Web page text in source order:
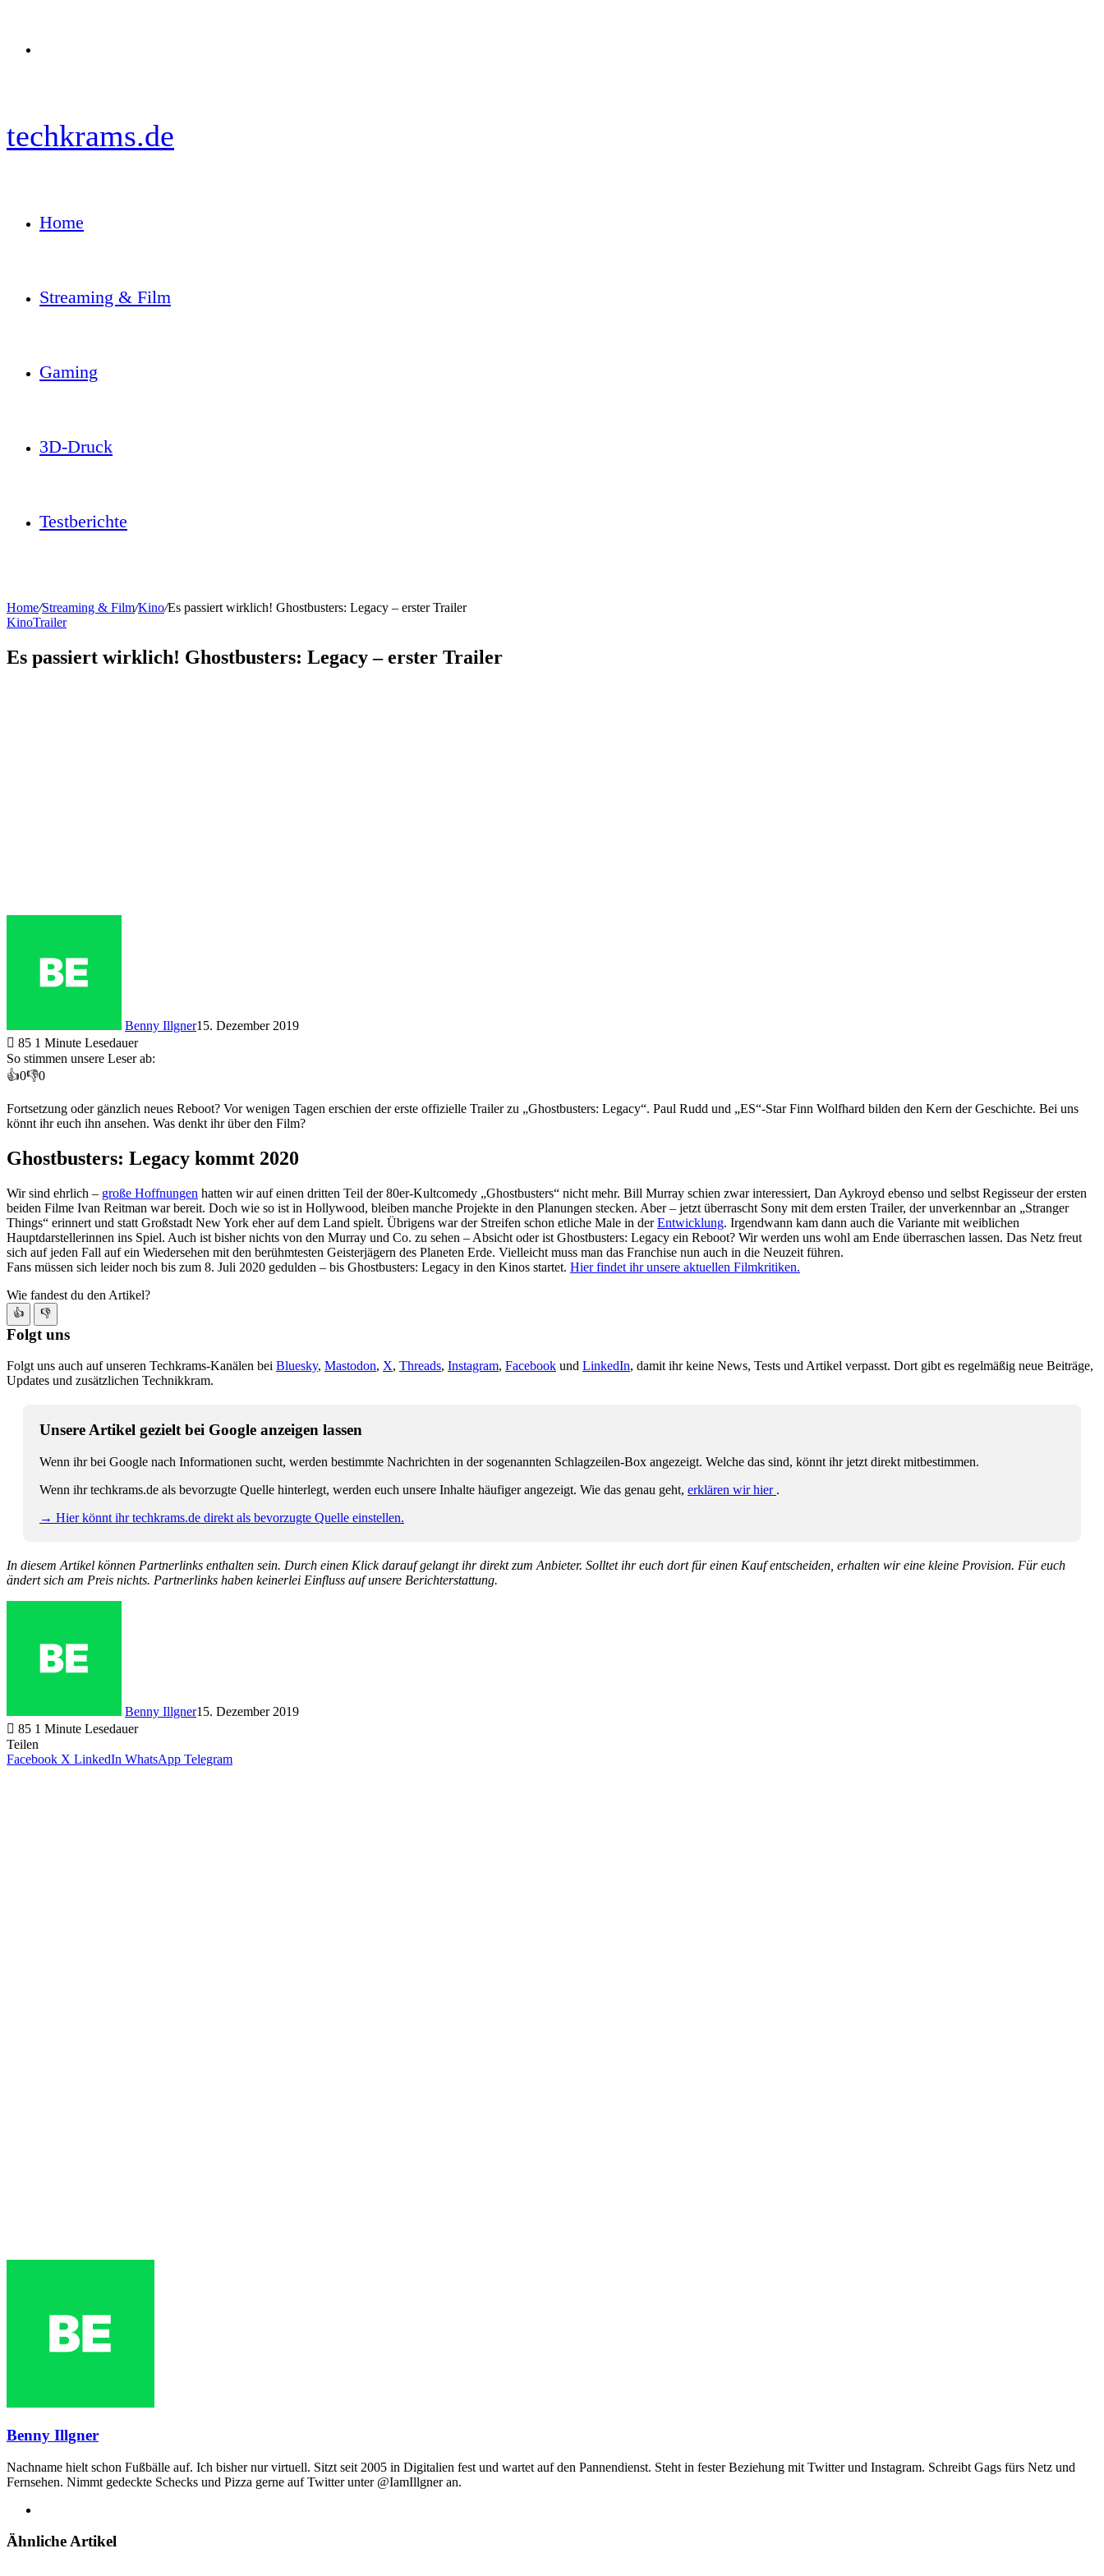
techkrams.de
Home
Streaming & Film
Gaming
3D-Druck
Testberichte
Home/Streaming & Film/Kino/Es passiert wirklich! Ghostbusters: Legacy – erster Trailer
KinoTrailer
Es passiert wirklich! Ghostbusters: Legacy – erster Trailer
Benny Illgner15. Dezember 2019
85 1 Minute Lesedauer
So stimmen unsere Leser ab:
👍0👎0
Fortsetzung oder gänzlich neues Reboot? Vor wenigen Tagen erschien der erste offizielle Trailer zu „Ghostbusters: Legacy“. Paul Rudd und „ES“-Star Finn Wolfhard bilden den Kern der Geschichte. Bei uns
könnt ihr euch ihn ansehen. Was denkt ihr über den Film?
Ghostbusters: Legacy kommt 2020
Wir sind ehrlich – große Hoffnungen hatten wir auf einen dritten Teil der 80er-Kultcomedy „Ghostbusters“ nicht mehr. Bill Murray schien zwar interessiert, Dan Aykroyd ebenso und selbst Regisseur der ersten
beiden Filme Ivan Reitman war bereit. Doch wie so ist in Hollywood, bleiben manche Projekte in den Planungen stecken. Aber – jetzt überrascht Sony mit dem ersten Trailer, der unverkennbar an „Stranger
Things“ erinnert und statt Großstadt New York eher auf dem Land spielt. Übrigens war der Streifen schon etliche Male in derEntwicklung. Irgendwann kam dann auch die Variante mit weiblichen
Hauptdarstellerinnen ins Spiel. Auch ist bisher nichts von den Murray und Co. zu sehen – Absicht oder ist Ghostbusters: Legacy ein Reboot? Wir werden uns wohl am Ende überraschen lassen. Das Netz freut
sich auf jeden Fall auf ein Wiedersehen mit den berühmtesten Geisterjägern des Planeten Erde. Vielleicht muss man das Franchise nun auch in die Neuzeit führen.
Fans müssen sich leider noch bis zum 8. Juli 2020 gedulden – bis Ghostbusters: Legacy in den Kinos startet. Hier findet ihr unsere aktuellen Filmkritiken.
Wie fandest du den Artikel?
👍 👎
Folgt uns
Folgt uns auch auf unseren Techkrams-Kanälen bei Bluesky, Mastodon, X, Threads, Instagram, Facebook und LinkedIn, damit ihr keine News, Tests und Artikel verpasst. Dort gibt es regelmäßig neue Beiträge,
Updates und zusätzlichen Technikkram.
Unsere Artikel gezielt bei Google anzeigen lassen
Wenn ihr bei Google nach Informationen sucht, werden bestimmte Nachrichten in der sogenannten Schlagzeilen-Box angezeigt. Welche das sind, könnt ihr jetzt direkt mitbestimmen.
Wenn ihr techkrams.de als bevorzugte Quelle hinterlegt, werden euch unsere Inhalte häufiger angezeigt. Wie das genau geht, erklären wir hier .
→ Hier könnt ihr techkrams.de direkt als bevorzugte Quelle einstellen.
In diesem Artikel können Partnerlinks enthalten sein. Durch einen Klick darauf gelangt ihr direkt zum Anbieter. Solltet ihr euch dort für einen Kauf entscheiden, erhalten wir eine kleine Provision. Für euch
ändert sich am Preis nichts. Partnerlinks haben keinerlei Einfluss auf unsere Berichterstattung.
Benny Illgner15. Dezember 2019
85 1 Minute Lesedauer
Teilen
Facebook X LinkedIn WhatsApp Telegram
Benny Illgner
Nachname hielt schon Fußbälle auf. Ich bisher nur virtuell. Sitzt seit 2005 in Digitalien fest und wartet auf den Pannendienst. Steht in fester Beziehung mit Twitter und Instagram. Schreibt Gags fürs Netz und
Fernsehen. Nimmt gedeckte Schecks und Pizza gerne auf Twitter unter @IamIllgner an.
Ähnliche Artikel